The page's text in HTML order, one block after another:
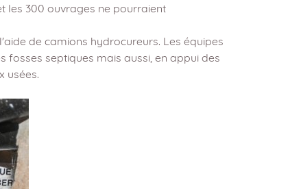
les 300 ouvrages ne pourraient
de camions hydrocureurs. Les équipes
septiques mais aussi, en appui des
usées.